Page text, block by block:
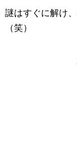
謎はすぐに解け
（笑）